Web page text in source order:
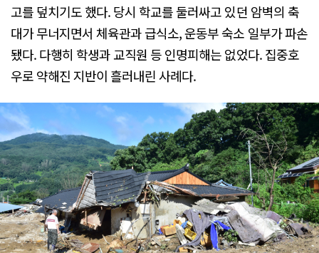
고를 덮치기도 했다. 당시 학교를 둘러싸고 있던 암벽의 축
대가 무너지면서 체육관과 급식소, 운동부 숙소 일부가 파손
됐다. 다행히 학생과 교직원 등 인명피해는 없었다. 집중호
우로 약해진 지반이 흘러내린 사례다.